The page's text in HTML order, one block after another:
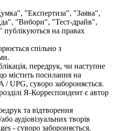
"Експертиза", "Заява",
"Вибори", "Тест-драйв",
на правах
спільно з
передрук, чи наступне
містить посилання на
/ UPG, суворо забороняється.
Я-Корреспондент є автор
та відтворення
аудіовізуальних творів
- суворо забороняється.